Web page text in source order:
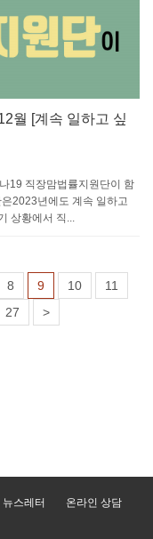
월 [계속 일하고 싶
19 직장맘법률지원단이 함
2023년에도 계속 일하고
상황에서 직...
8 9 10
11
27 >
뉴스레터
온라인 상담